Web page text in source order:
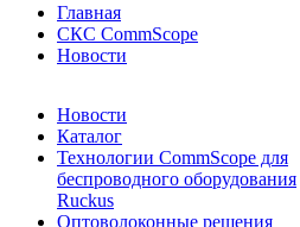
Главная
СКС CommScope
Новости
Новости
Каталог
Технологии CommScope для
беспроводного оборудования
Ruckus
Оптоволоконные решения